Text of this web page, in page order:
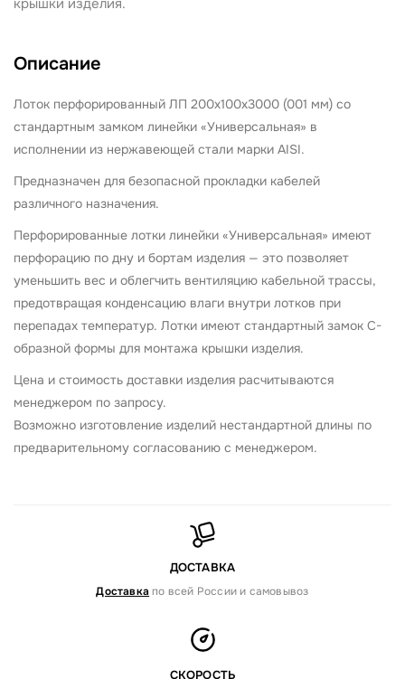
крышки изделия.
Описание
Лоток перфорированный ЛП 200х100х3000 (001 мм) со
стандартным замком линейки «Универсальная» в
исполнении из нержавеющей стали марки AISI.
Предназначен для безопасной прокладки кабелей
различного назначения.
Перфорированные лотки линейки «Универсальная» имеют
перфорацию по дну и бортам изделия — это позволяет
уменьшить вес и облегчить вентиляцию кабельной трассы,
предотвращая конденсацию влаги внутри лотков при
перепадах температур. Лотки имеют стандартный замок С-
образной формы для монтажа крышки изделия.
Цена и стоимость доставки изделия расчитываются
менеджером по запросу.
Возможно изготовление изделий нестандартной длины по
предварительному согласованию с менеджером.
ДОСТАВКА
Доставка по всей России и самовывоз
СКОРОСТЬ